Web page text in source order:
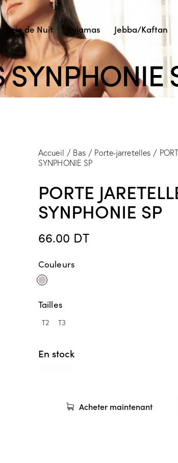
de Nuit Pyjamas Jebba/Kaftan
SYNPHONIE
Accueil Bas Porte-jarretelles
SYNPHONIE SP
PORTE
SYNPHONIE SP
66.00 DT
Couleurs
Tailles
T2 T3
En stock
Acheter maintenant